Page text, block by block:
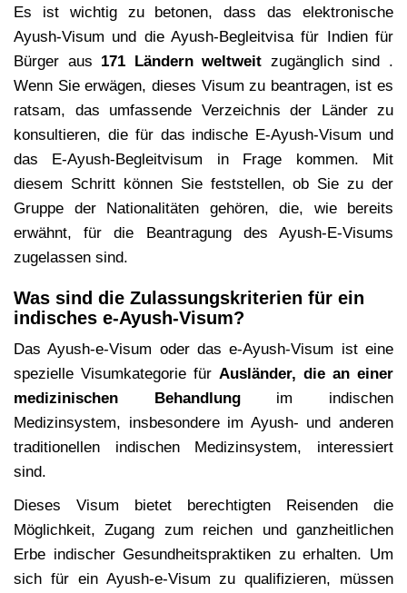
Es ist wichtig zu betonen, dass das elektronische
Ayush-Visum und die Ayush-Begleitvisa für Indien für
Bürger aus 171 Ländern weltweit zugänglich sind .
Wenn Sie erwägen, dieses Visum zu beantragen, ist es
ratsam, das umfassende Verzeichnis der Länder zu
konsultieren, die für das indische E-Ayush-Visum und
das E-Ayush-Begleitvisum in Frage kommen. Mit
diesem Schritt können Sie feststellen, ob Sie zu der
Gruppe der Nationalitäten gehören, die, wie bereits
erwähnt, für die Beantragung des Ayush-E-Visums
zugelassen sind.
Was sind die Zulassungskriterien für ein
indisches e-Ayush-Visum?
Das Ayush-e-Visum oder das e-Ayush-Visum ist eine
spezielle Visumkategorie für Ausländer, die an einer
medizinischen Behandlungim indischen
Medizinsystem, insbesondere im Ayush- und anderen
traditionellen indischen Medizinsystem, interessiert
sind.
Dieses Visum bietet berechtigten Reisenden die
Möglichkeit, Zugang zum reichen und ganzheitlichen
Erbe indischer Gesundheitspraktiken zu erhalten. Um
sich für ein Ayush-e-Visum zu qualifizieren, müssen